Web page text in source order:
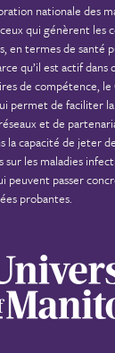
nationale des
qui génèrent les
en termes de santé
qu’il est actif
de compétence, le
permet de faciliter
et de
la capacité de jeter
sur les maladies
peuvent passer
probantes.